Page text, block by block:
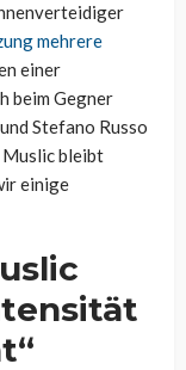
mehrere
einer
beim Gegner
Stefano Russo
Muslic bleibt
einige